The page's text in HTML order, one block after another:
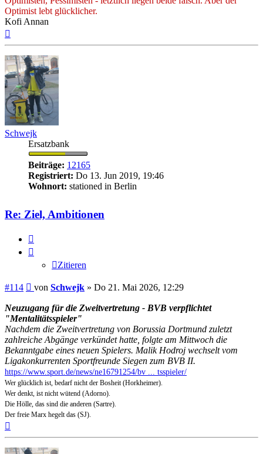
Optimist lebt glücklicher.
Kofi Annan
Schwejk
Ersatzbank
Beiträge: 12165
Registriert: Do 13. Jun 2019, 19:46
Wohnort: stationed in Berlin
Re: Ziel, Ambitionen
Zitieren
#114 Beitrag
von Schwejk » Do 21. Mai 2026, 12:29
Neuzugang für die Zweitvertretung - BVB verpflichtet
"Mentalitätsspieler"
Nachdem die Zweitvertretung von Borussia Dortmund zuletzt
zahlreiche Abgänge verkündet hatte, folgte am Mittwoch die
Bekanntgabe eines neuen Spielers. Malik Hodroj wechselt vom
Ligakonkurrenten Sportfreunde Siegen zum BVB II.
https://www.sport.de/news/ne16791254/bv ... tsspieler/
Wer glücklich ist, bedarf nicht der Bosheit (Horkheimer).
Wer denkt, ist nicht wütend (Adorno).
Die Hölle, das sind die anderen (Sartre).
Der freie Marx hegelt das (SJ).